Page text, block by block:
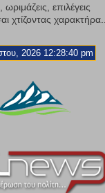
επιλέγεις
χτίζοντας χαρακτήρα...
2026 12:28:42 pm